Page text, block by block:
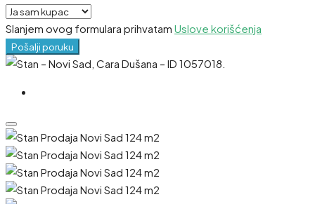
Slanjem ovog formulara prihvatam Uslove korišćenja
Pošalji poruku